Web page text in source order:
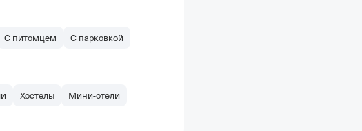
С питомцем С парковкой
Хостелы Мини-отели